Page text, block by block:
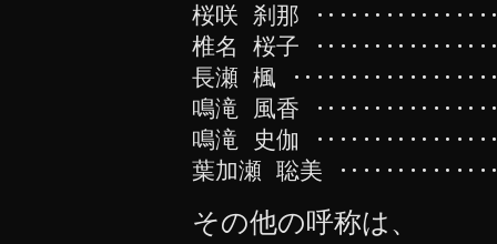
桜咲 刹那
椎名 桜子
長瀬 楓
鳴滝 風香
鳴滝 史伽
葉加瀬 聡美
その他の呼称は、